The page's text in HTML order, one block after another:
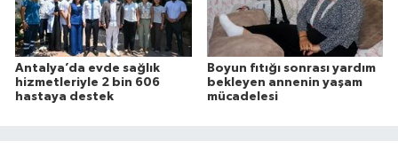
Antalya’da evde sağlık
hizmetleriyle 2 bin 606
hastaya destek
Boyun fıtığı sonrası yardım
bekleyen annenin yaşam
mücadelesi